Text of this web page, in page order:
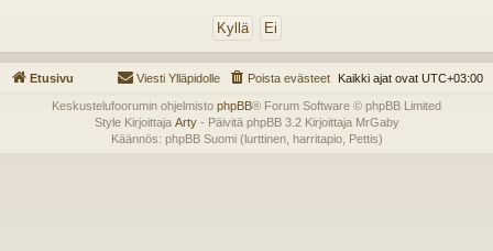
t
Etusivu Kaikki ajat ovat UTC+03:00
Poista evästeet
Viesti Ylläpidolle
Keskustelufoorumin ohjelmisto phpBB® Forum Software © phpBB Limited
Style Kirjoittaja Arty- Päivitä phpBB 3.2 Kirjoittaja MrGaby
Käännös: phpBB Suomi (lurttinen, harritapio, Pettis)